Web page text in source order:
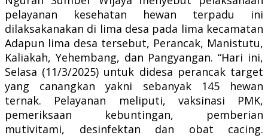
pelayanan kesehatan hewan terpadu ini
dilaksakanakan di lima desa pada lima kecamatan
Adapun lima desa tersebut, Perancak, Manistutu,
Kaliakah, Yehembang, dan Pangyangan. “Hari ini,
Selasa (11/3/2025) untuk didesa perancak target
yang canangkan yakni sebanyak 145 hewan
ternak. Pelayanan meliputi, vaksinasi PMK,
pemeriksaan kebuntingan, pemberian
mutivitami, desinfektan dan obat cacing.